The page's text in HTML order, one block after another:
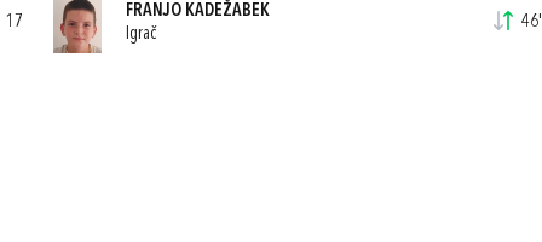
17
FRANJO KADEŽABEK
Igrač
46'